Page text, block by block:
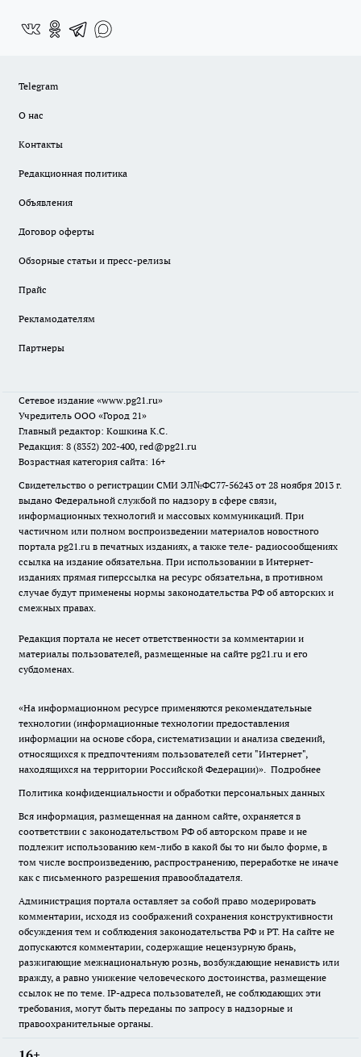
Telegram
О нас
Контакты
Редакционная политика
Объявления
Договор оферты
Обзорные статьи и пресс-релизы
Прайс
Рекламодателям
Партнеры
Сетевое издание «www.pg21.ru»
Учредитель ООО «Город 21»
Главный редактор: Кошкина К.С.
Редакция: 8 (8352) 202-400, red@pg21.ru
Возрастная категория сайта: 16+
Свидетельство о регистрации СМИ ЭЛ№ФС77-56243 от 28 ноября 2013 г.
выдано Федеральной службой по надзору в сфере связи,
информационных технологий и массовых коммуникаций. При
частичном или полном воспроизведении материалов новостного
портала pg21.ru в печатных изданиях, а также теле- радиосообщениях
ссылка на издание обязательна. При использовании в Интернет-
изданиях прямая гиперссылка на ресурс обязательна, в противном
случае будут применены нормы законодательства РФ об авторских и
смежных правах.
Редакция портала не несет ответственности за комментарии и
материалы пользователей, размещенные на сайте pg21.ru и его
субдоменах.
«На информационном ресурсе применяются рекомендательные
технологии (информационные технологии предоставления
информации на основе сбора, систематизации и анализа сведений,
относящихся к предпочтениям пользователей сети "Интернет",
находящихся на территории Российской Федерации)». Подробнее
Политика конфиденциальности и обработки персональных данных
Вся информация, размещенная на данном сайте, охраняется в
соответствии с законодательством РФ об авторском праве и не
подлежит использованию кем-либо в какой бы то ни было форме, в
том числе воспроизведению, распространению, переработке не иначе
как с письменного разрешения правообладателя.
Администрация портала оставляет за собой право модерировать
комментарии, исходя из соображений сохранения конструктивности
обсуждения тем и соблюдения законодательства РФ и РТ. На сайте не
допускаются комментарии, содержащие нецензурную брань,
разжигающие межнациональную рознь, возбуждающие ненависть или
вражду, а равно унижение человеческого достоинства, размещение
ссылок не по теме. IP-адреса пользователей, не соблюдающих эти
требования, могут быть переданы по запросу в надзорные и
правоохранительные органы.